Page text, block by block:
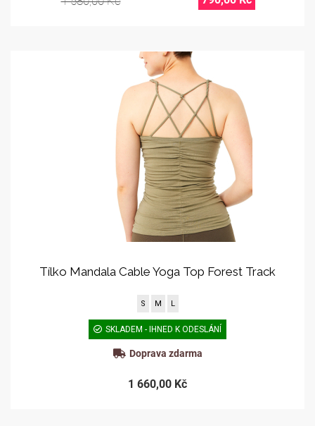
Tílko Mandala Cable Yoga Top Forest Track
S M L
SKLADEM - IHNED K ODESLÁNÍ
Doprava zdarma
1 660,00 Kč